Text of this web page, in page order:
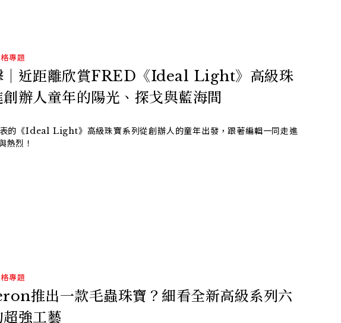
專題
｜近距離欣賞FRED《Ideal Light》高級珠
辦人童年的陽光、探戈與藍海間
的《Ideal Light》高級珠寶系列從創辦人的童年出發，跟著編輯一同走進
熱烈！
專題
推出一款毛蟲珠寶？細看全新高級系列六
強工藝